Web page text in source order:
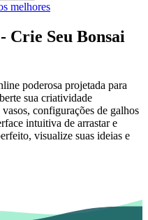
melhores
Crie Seu Bonsai
poderosa projetada para
sua criatividade
configurações de galhos
intuitiva de arrastar e
visualize suas ideias e